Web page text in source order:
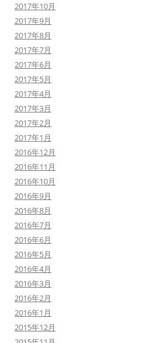
2017年10月
2017年9月
2017年8月
2017年7月
2017年6月
2017年5月
2017年4月
2017年3月
2017年2月
2017年1月
2016年12月
2016年11月
2016年10月
2016年9月
2016年8月
2016年7月
2016年6月
2016年5月
2016年4月
2016年3月
2016年2月
2016年1月
2015年12月